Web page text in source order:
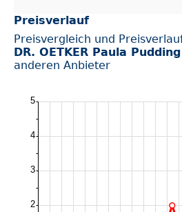
Preisverlauf
Preisvergleich und
DR. OETKER Paula Pudding
anderen Anbieter